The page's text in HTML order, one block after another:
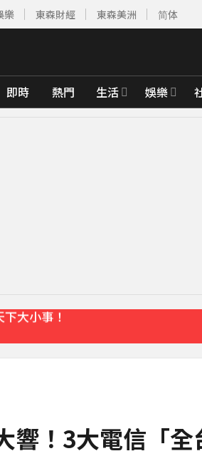
樂 東森財經 東森美洲 简体
即時 熱門 生活 娛樂
費講座報名中！搶先卡位 2027
響！3大電信「